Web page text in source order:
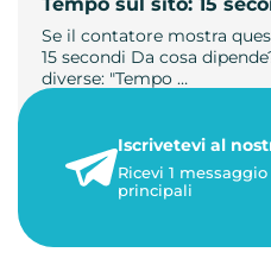
Se il contatore mostra
15 secondi Da cosa
diverse: "Tempo …
3 minuti di letturaIscrivetevi al
Ricevi 1
principali